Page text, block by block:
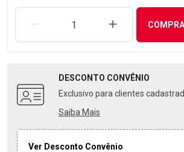
REMOVER UMA UNIDADEAUMENTAR UMA
DESCONTO CONVÊNIO
Exclusivo para clientes
Saiba Mais
Ver Desconto Convênio